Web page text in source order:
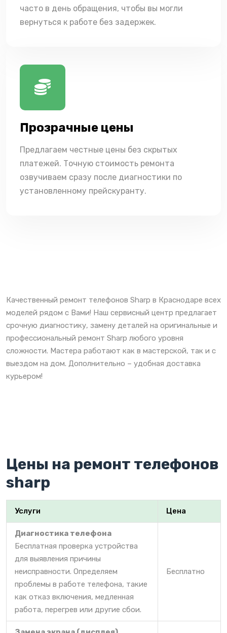
часто в день обращения, чтобы вы могли
вернуться к работе без задержек.
Прозрачные цены
Предлагаем честные цены без скрытых
платежей. Точную стоимость ремонта
озвучиваем сразу после диагностики по
установленному прейскуранту.
Качественный ремонт телефонов Sharp в Краснодаре всех
моделей рядом с Вами! Наш сервисный центр предлагает
срочную диагностику, замену деталей на оригинальные и
профессиональный ремонт Sharp любого уровня
сложности. Мастера работают как в мастерской, так и с
выездом на дом. Дополнительно – удобная доставка
курьером!
Цены на ремонт телефонов
sharp
Услуги Цена
Диагностика телефона
Бесплатная проверка устройства
для выявления причины
неисправности. Определяем
проблемы в работе телефона, такие
как отказ включения, медленная
работа, перегрев или другие сбои.
Бесплатно